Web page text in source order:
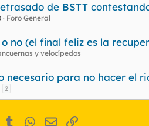
de BSTT
Foro General
no (el final feliz es la
y velocípedos
necesario para no hacer el
2
Tumblr WhatsApp
EmailEnlace